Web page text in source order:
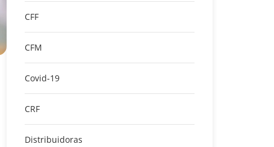
CFF
CFM
Covid-19
CRF
Distribuidoras